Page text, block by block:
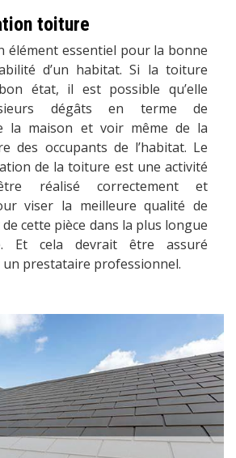
toiture
élément essentiel pour la bonne
d’un habitat. Si la toiture
état, il est possible qu’elle
dégâts en terme de
la maison et voir même de la
des occupants de l’habitat. Le
de la toiture est une activité
réalisé correctement et
viser la meilleure qualité de
cette pièce dans la plus longue
Et cela devrait être assuré
prestataire professionnel.